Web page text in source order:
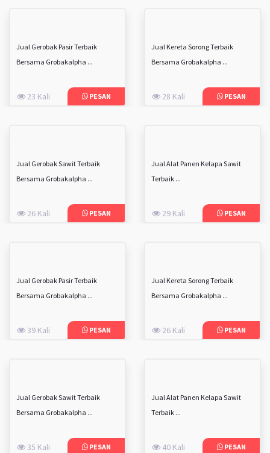
Jual Gerobak Pasir Terbaik
Bersama Grobakalpha ...
23 Kali PESAN
Jual Kereta Sorong Terbaik
Bersama Grobakalpha ...
28 Kali PESAN
Jual Gerobak Sawit Terbaik
Bersama Grobakalpha ...
26 Kali PESAN
Jual Alat Panen Kelapa Sawit
Terbaik ...
29 Kali PESAN
Jual Gerobak Pasir Terbaik
Bersama Grobakalpha ...
39 Kali PESAN
Jual Kereta Sorong Terbaik
Bersama Grobakalpha ...
26 Kali PESAN
Jual Gerobak Sawit Terbaik
Bersama Grobakalpha ...
35 Kali PESAN
Jual Alat Panen Kelapa Sawit
Terbaik ...
40 Kali PESAN